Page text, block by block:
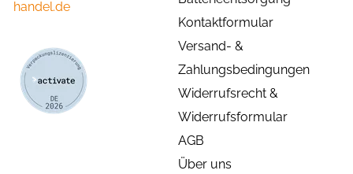
handel.de
Kontaktformular
Versand- &
Zahlungsbedingungen
Widerrufsrecht &
Widerrufsformular
AGB
Über uns